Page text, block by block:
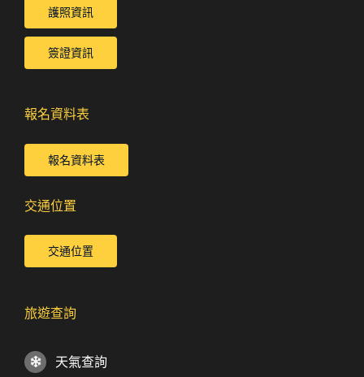
護照資訊
簽證資訊
報名資料表
報名資料表
交通位置
交通位置
旅遊查詢
天氣查詢